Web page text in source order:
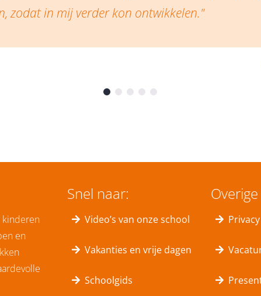
zodat in mij verder kon ontwikkelen."
kinderen
en
Snel naar:
Video’s van onze school
Vakanties en vrije dagen
Schoolgids
Privacy